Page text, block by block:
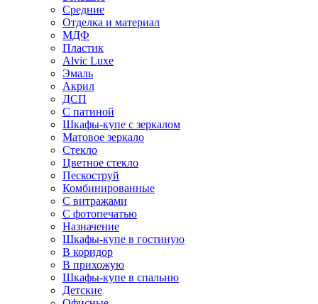
Средние
Отделка и материал
МДФ
Пластик
Alvic Luxe
Эмаль
Акрил
ДСП
С патиной
Шкафы-купе с зеркалом
Матовое зеркало
Стекло
Цветное стекло
Пескоструй
Комбинированные
С витражами
С фотопечатью
Назначение
Шкафы-купе в гостиную
В коридор
В прихожую
Шкафы-купе в спальню
Детские